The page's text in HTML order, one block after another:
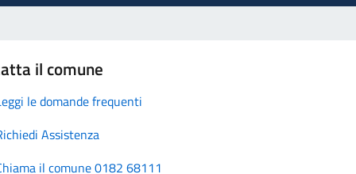
il comune
le domande frequenti
Assistenza
il comune 0182 68111